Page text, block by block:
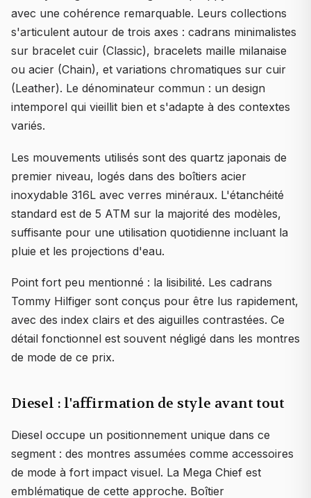
avec une cohérence remarquable. Leurs collections
s'articulent autour de trois axes : cadrans minimalistes
sur bracelet cuir (Classic), bracelets maille milanaise
ou acier (Chain), et variations chromatiques sur cuir
(Leather). Le dénominateur commun : un design
intemporel qui vieillit bien et s'adapte à des contextes
variés.
Les mouvements utilisés sont des quartz japonais de
premier niveau, logés dans des boîtiers acier
inoxydable 316L avec verres minéraux. L'étanchéité
standard est de 5 ATM sur la majorité des modèles,
suffisante pour une utilisation quotidienne incluant la
pluie et les projections d'eau.
Point fort peu mentionné : la lisibilité. Les cadrans
Tommy Hilfiger sont conçus pour être lus rapidement,
avec des index clairs et des aiguilles contrastées. Ce
détail fonctionnel est souvent négligé dans les montres
de mode de ce prix.
Diesel : l'affirmation de style avant tout
Diesel occupe un positionnement unique dans ce
segment : des montres assumées comme accessoires
de mode à fort impact visuel. La Mega Chief est
emblématique de cette approche. Boîtier